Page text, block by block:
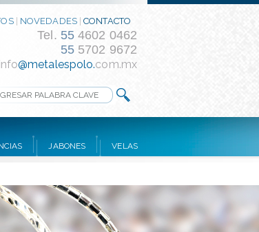
NOVEDADES CONTACTO
Tel. 55 4602 0462
55 5702 9672
info@metalespolo.com.mx
JABONES VELAS